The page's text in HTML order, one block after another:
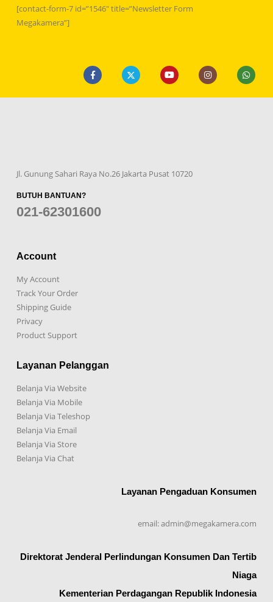
[contact-form-7 id=”1546″ title=”Newsletter Form
Megakamera”]
Jl. Gunung Sahari Raya No.26 Jakarta Pusat 10720
BUTUH BANTUAN?
021-62301600
Account
My Account
Track Your Order
Shipping Guide
Privacy
Product Support
Layanan Pelanggan
Belanja Via Website
Belanja Via Mobile
Belanja Via Teleshop
Belanja Via Email
Belanja Via Store
Belanja Via Chat
Layanan Pengaduan Konsumen
email: admin@megakamera.com
Direktorat Jenderal Perlindungan Konsumen Dan Tertib
Niaga
Kementerian Perdagangan Republik Indonesia